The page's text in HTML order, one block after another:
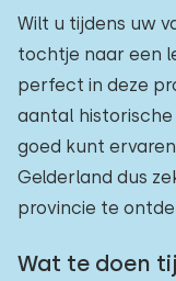
Wilt u tijdens uw
tochtje naar een
perfect in deze
aantal historische
goed kunt
Gelderland dus
provincie te
Wat te doen